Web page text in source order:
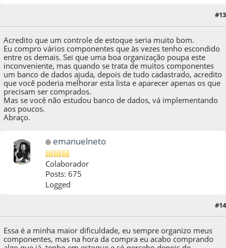
#13
Acredito que um controle de estoque seria muito bom.
Eu compro vários componentes que às vezes tenho escondido
entre os demais. Sei que uma boa organização poupa este
inconveniente, mas quando se trata de muitos componentes
um banco de dados ajuda, depois de tudo cadastrado, acredito
que você poderia melhorar esta lista e aparecer apenas os que
precisam ser comprados.
Mas se você não estudou banco de dados, vá implementando
aos poucos.
Abraço.
emanuelneto
Colaborador
Posts: 675
Logged
#14
Essa é a minha maior dificuldade, eu sempre organizo meus
componentes, mas na hora da compra eu acabo comprando